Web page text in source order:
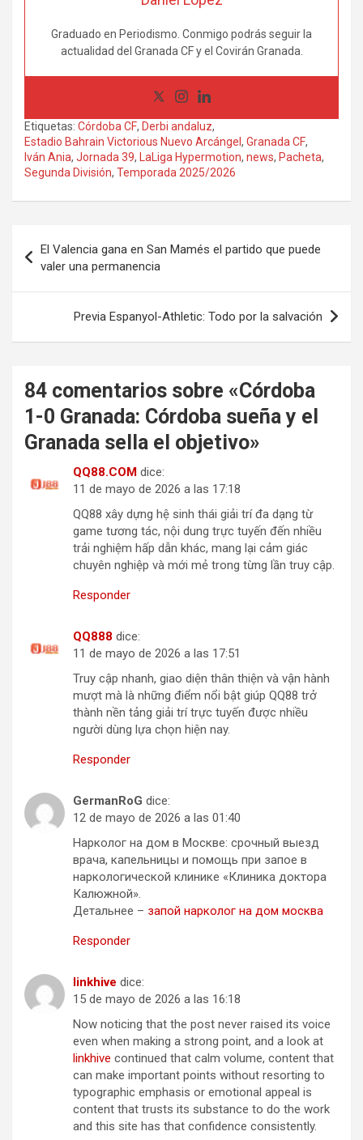
Graduado en Periodismo. Conmigo podrás seguir la
actualidad del Granada CF y el Covirán Granada.
Etiquetas: Córdoba CF, Derbi andaluz,
Estadio Bahrain Victorious Nuevo Arcángel , Granada CF,
Iván Ania, Jornada 39, LaLiga Hypermotion, news, Pacheta,
Segunda División, Temporada 2025/2026
de
entradas
El Valencia gana en San Mamés el partido que puede
valer una permanencia
Previa Espanyol-Athletic: Todo por la salvación
84 comentarios sobre «Córdoba
1-0 Granada: Córdoba sueña y el
Granada sella el objetivo»
QQ88.COM dice:
11 de mayo de 2026 a las 17:18
QQ88 xây dựng hệ sinh thái giải trí đa dạng từ
game tương tác, nội dung trực tuyến đến nhiều
trải nghiệm hấp dẫn khác, mang lại cảm giác
chuyên nghiệp và mới mẻ trong từng lần truy cập.
Responder
QQ888 dice:
11 de mayo de 2026 a las 17:51
Truy cập nhanh, giao diện thân thiện và vận hành
mượt mà là những điểm nổi bật giúp QQ88 trở
thành nền tảng giải trí trực tuyến được nhiều
người dùng lựa chọn hiện nay.
Responder
GermanRoG dice:
12 de mayo de 2026 a las 01:40
Нарколог на дом в Москве: срочный выезд
врача, капельницы и помощь при запое в
наркологической клинике «Клиника доктора
Калюжной».
Детальнее – запой нарколог на дом москва
Responder
linkhive dice:
15 de mayo de 2026 a las 16:18
Now noticing that the post never raised its voice
even when making a strong point, and a look at
linkhive continued that calm volume, content that
can make important points without resorting to
typographic emphasis or emotional appeal is
content that trusts its substance to do the work
and this site has that confidence consistently.